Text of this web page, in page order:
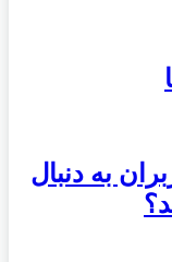
به دنبال